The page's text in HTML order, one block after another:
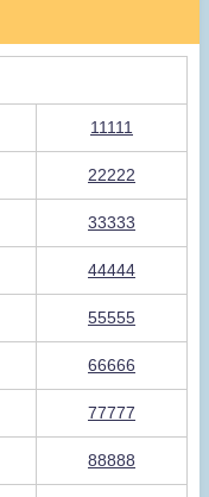
11111
22222
33333
44444
55555
66666
77777
88888